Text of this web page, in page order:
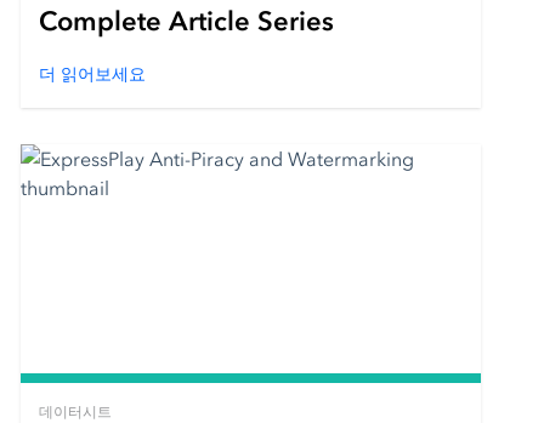
Complete Article Series
더 읽어보세요
데이터시트